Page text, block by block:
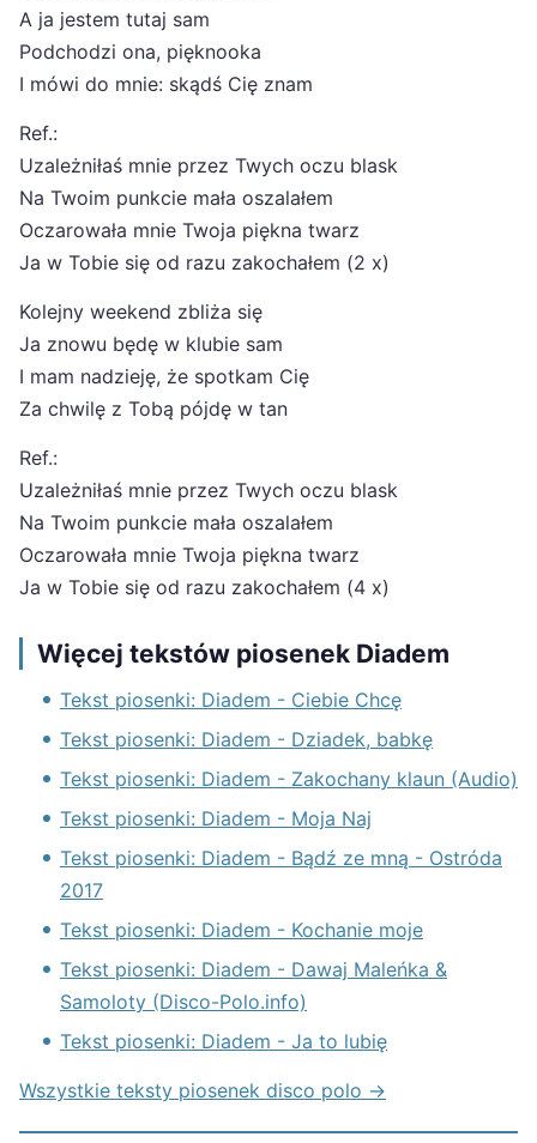
A ja jestem tutaj sam
Podchodzi ona, pięknooka
I mówi do mnie: skądś Cię znam
Ref.:
Uzależniłaś mnie przez Twych oczu blask
Na Twoim punkcie mała oszalałem
Oczarowała mnie Twoja piękna twarz
Ja w Tobie się od razu zakochałem (2 x)
Kolejny weekend zbliża się
Ja znowu będę w klubie sam
I mam nadzieję, że spotkam Cię
Za chwilę z Tobą pójdę w tan
Ref.:
Uzależniłaś mnie przez Twych oczu blask
Na Twoim punkcie mała oszalałem
Oczarowała mnie Twoja piękna twarz
Ja w Tobie się od razu zakochałem (4 x)
Więcej tekstów piosenek Diadem
Tekst piosenki: Diadem - Ciebie Chcę
Tekst piosenki: Diadem - Dziadek, babkę
Tekst piosenki: Diadem - Zakochany klaun (Audio)
Tekst piosenki: Diadem - Moja Naj
Tekst piosenki: Diadem - Bądź ze mną - Ostróda
2017
Tekst piosenki: Diadem - Kochanie moje
Tekst piosenki: Diadem - Dawaj Maleńka &
Samoloty (Disco-Polo.info)
Tekst piosenki: Diadem - Ja to lubię
Wszystkie teksty piosenek disco polo →